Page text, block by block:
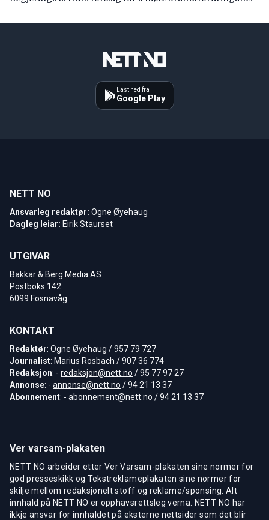
Last ned fra
Google Play
NETT NO
Ansvarleg redaktør: Ogne Øyehaug
Dagleg leiar: Eirik Staurset
UTGIVAR
Bakkar & Berg Media AS
Postboks 142
6099 Fosnavåg
KONTAKT
Redaktør: Ogne Øyehaug / 957 79 727
Journalist: Marius Rosbach / 907 36 774
Redaksjon: - redaksjon@nett.no / 95 77 97 27
Annonse: - annonse@nett.no / 94 21 13 37
Abonnement: - abonnement@nett.no / 94 21 13 37
Ver varsam-plakaten
NETT NO arbeider etter Ver Varsam-plakaten sine normer for
god presseskikk og Tekstreklameplakaten sine normer for
skilje mellom redaksjonelt stoff og reklame/sponsing. Alt
innhald på NETT NO er opphavsrettsleg verna. NETT NO har
ikkje ansvar for innhaldet på eksterne nettsider som det blir